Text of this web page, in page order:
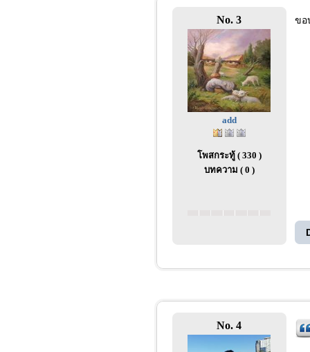
No. 3
add
โพสกระทู้ ( 330 )
บทความ ( 0 )
ขอ
No. 4